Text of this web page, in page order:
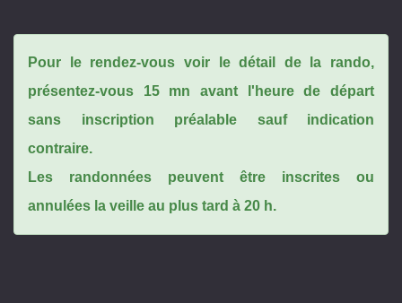
Pour le rendez-vous voir le détail de la rando,
présentez-vous 15 mn avant l'heure de départ
sans inscription préalable sauf indication
contraire.
Les randonnées peuvent être inscrites ou
annulées la veille au plus tard à 20 h.